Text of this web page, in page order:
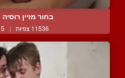
בחור מזיין
11536 צפיות | 5 המלצות